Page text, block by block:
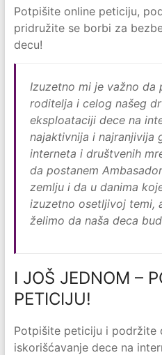
Potpišite online peticiju,
pridružite se borbi za
decu!
Izuzetno mi je važno da
roditelja i celog našeg
eksploataciji dece na
najaktivnija i najranjivija
interneta i društvenih
da postanem
zemlju i da u danima
izuzetno osetljivoj temi,
želimo da naša deca
I JOŠ JEDNOM –
PETICIJU!
Potpišite peticiju i podržite
iskorišćavanje dece na